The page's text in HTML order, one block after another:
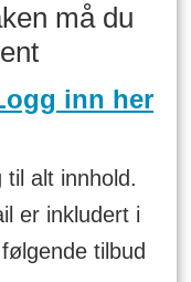
må du
inn her
til alt innhold.
er inkludert i
tilbud